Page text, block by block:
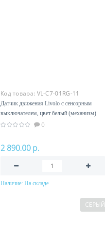
Код товара: VL-C7-01RG-11
Датчик движения Livolo с сенсорным
выключателем, цвет белый (механизм)
0
2 890.00 р.
Наличие: На складе
СЕРЫЙ